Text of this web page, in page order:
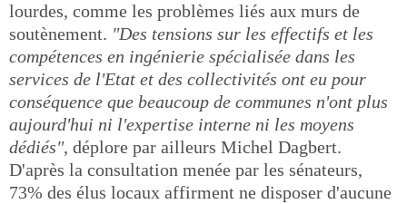
lourdes, comme les problèmes liés aux murs de
soutènement. "Des tensions sur les effectifs et les
compétences en ingénierie spécialisée dans les
services de l'Etat et des collectivités ont eu pour
conséquence que beaucoup de communes n'ont plus
aujourd'hui ni l'expertise interne ni les moyens
dédiés", déplore par ailleurs Michel Dagbert.
D'après la consultation menée par les sénateurs,
73% des élus locaux affirment ne disposer d'aucune